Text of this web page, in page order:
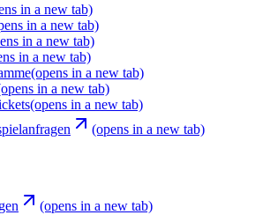
in a new tab)
in a new tab)
in a new tab)
in a new tab)
(opens in a new tab)
in a new tab)
(opens in a new tab)
(opens in a new tab)
(opens in a new tab)